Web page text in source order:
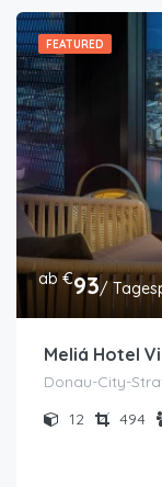
FEATURED
ab €93/
Meliá Hotel
Donau-City-
12
494